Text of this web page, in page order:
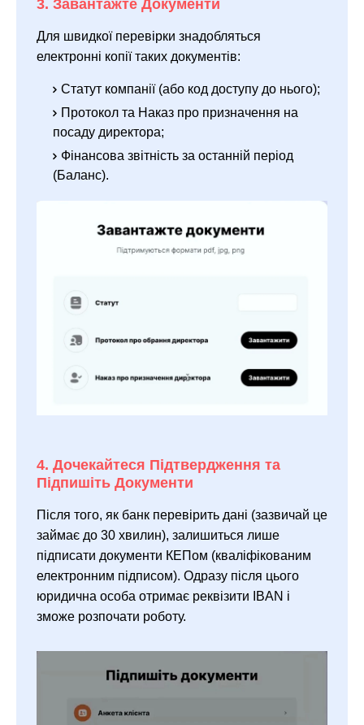
3. Завантажте Документи
Для швидкої перевірки знадобляться
електронні копії таких документів:
Статут компанії (або код доступу до нього);
Протокол та Наказ про призначення на
посаду директора;
Фінансова звітність за останній період
(Баланс).
4. Дочекайтеся Підтвердження та
Підпишіть Документи
Після того, як банк перевірить дані (зазвичай це
займає до 30 хвилин), залишиться лише
підписати документи КЕПом (кваліфікованим
електронним підписом). Одразу після цього
юридична особа отримає реквізити IBAN і
зможе розпочати роботу.